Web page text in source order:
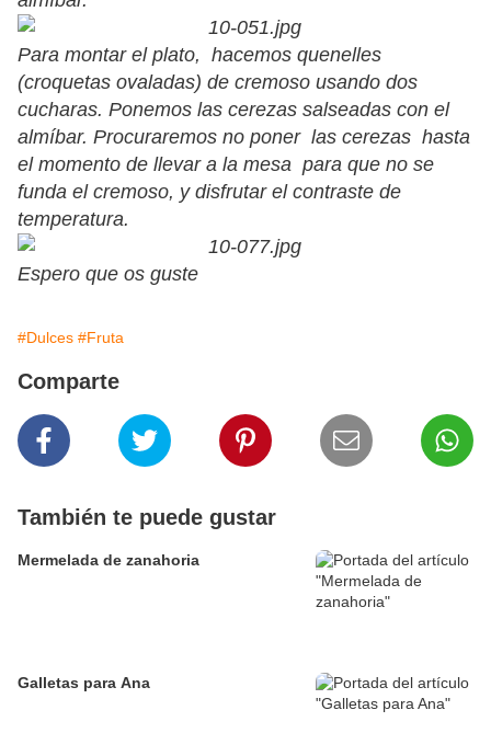
Para montar el plato, hacemos quenelles
(croquetas ovaladas) de cremoso usando dos
cucharas. Ponemos las cerezas salseadas con el
almíbar. Procuraremos no poner las cerezas hasta
el momento de llevar a la mesa para que no se
funda el cremoso, y disfrutar el contraste de
temperatura.
Espero que os guste
#Dulces #Fruta
Comparte
También te puede gustar
Mermelada de zanahoria
Galletas para Ana